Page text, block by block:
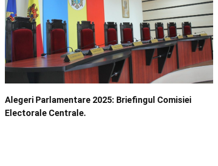
Social
Alegeri Parlamentare 2025: Briefingul Comisiei
Electorale Centrale.